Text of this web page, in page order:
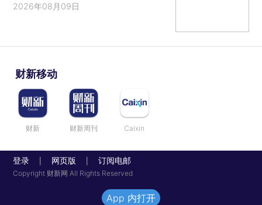
2026年08月09日
财新移动
财新 财新周刊 Caixin
登录 网页版 订阅电邮
Copyright 财新网 All Rights Reserved
App 内打开